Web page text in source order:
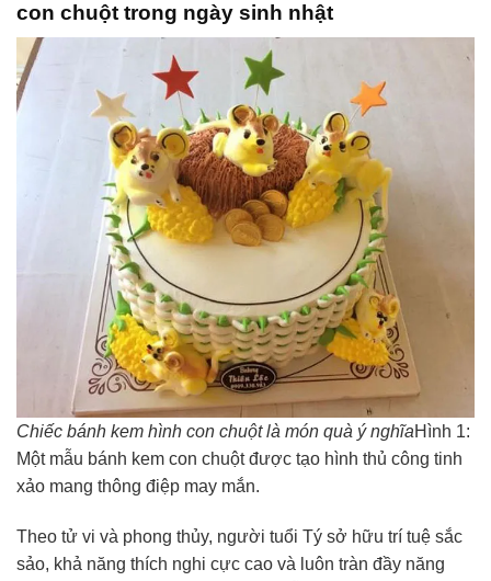
con chuột trong ngày sinh nhật
Chiếc bánh kem hình con chuột là món quà ý nghĩaHình 1:
Một mẫu bánh kem con chuột được tạo hình thủ công tinh
xảo mang thông điệp may mắn.
Theo tử vi và phong thủy, người tuổi Tý sở hữu trí tuệ sắc
sảo, khả năng thích nghi cực cao và luôn tràn đầy năng